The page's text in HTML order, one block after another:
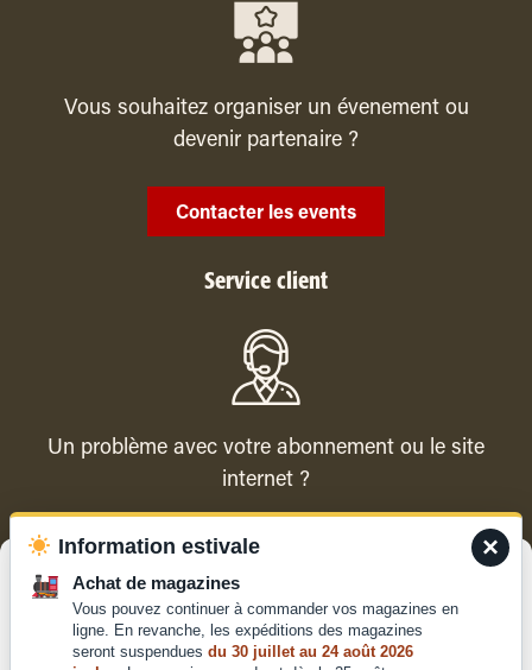
Pour offrir les meilleures expériences, nous utilisons des technologies
telles que les cookies pour stocker et/ou accéder aux informations des
appareils. Le fait de consentir à ces technologies nous permettra de
Vous souhaitez organiser un évenement ou
devenir partenaire ?
Contacter les events
Service client
Un problème avec votre abonnement ou le site
internet ?
Contacter le service client ×
Information estivale
Achat de magazines
Vous pouvez continuer à commander vos magazines en
ligne. En revanche, les expéditions des magazines
seront suspendues du 30 juillet au 24 août 2026